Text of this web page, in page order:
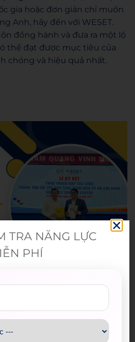
gia hoặc đơn giản chỉ muốn
Anh, hãy đến với WESET.
đồng hành và đưa ra một lộ
thể đạt được mục tiêu của
chóng và hiệu quả nhất.
TRA NĂNG LỰC
PHÍ